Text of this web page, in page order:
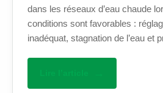
dans les réseaux d’eau chaude
conditions sont favorables :
inadéquat, stagnation de l’eau et